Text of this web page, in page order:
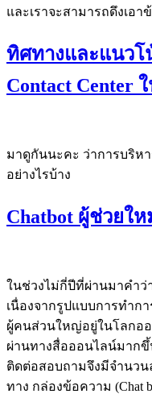
และเราจะสามารถดึงเอ
ทิศทางและแนวโ
Contact Center
มาดูกันนะคะ ว่าการบริหา
อย่างไรบ้าง
Chatbot ผู้ช่วยใ
ในช่วงไม่กี่ปีที่ผ่านมาคำว่
เนื่องจากรูปแบบการทำก
ผู้คนส่วนใหญ่อยู่ในโลกอ
ผ่านทางสื่อออนไลน์มาก
ติดต่อสอบถามจึงมีจำนว
ทาง กล่องข้อความ (Chat